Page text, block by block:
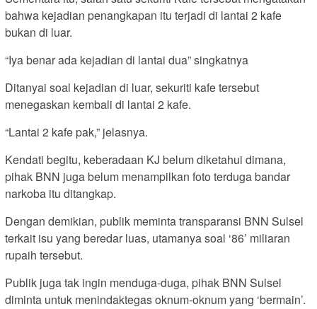
bahwa kejadian penangkapan itu terjadi di lantai 2 kafe
bukan di luar.
“Iya benar ada kejadian di lantai dua” singkatnya
Ditanyai soal kejadian di luar, sekuriti kafe tersebut
menegaskan kembali di lantai 2 kafe.
“Lantai 2 kafe pak,” jelasnya.
Kendati begitu, keberadaan KJ belum diketahui dimana,
pihak BNN juga belum menampilkan foto terduga bandar
narkoba itu ditangkap.
Dengan demikian, publik meminta transparansi BNN Sulsel
terkait isu yang beredar luas, utamanya soal ‘86’ miliaran
rupaih tersebut.
Publik juga tak ingin menduga-duga, pihak BNN Sulsel
diminta untuk menindaktegas oknum-oknum yang ‘bermain’.